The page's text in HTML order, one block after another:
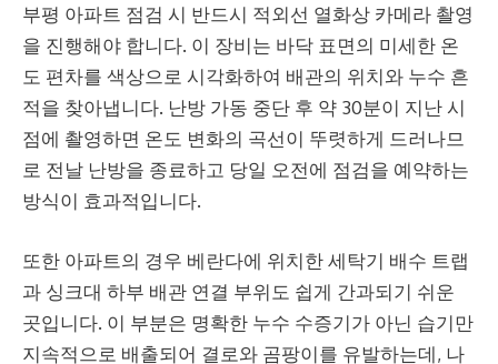
부평 아파트 점검 시 반드시 적외선 열화상 카메라 촬영
을 진행해야 합니다. 이 장비는 바닥 표면의 미세한 온
도 편차를 색상으로 시각화하여 배관의 위치와 누수 흔
적을 찾아냅니다. 난방 가동 중단 후 약 30분이 지난 시
점에 촬영하면 온도 변화의 곡선이 뚜렷하게 드러나므
로 전날 난방을 종료하고 당일 오전에 점검을 예약하는
방식이 효과적입니다.
또한 아파트의 경우 베란다에 위치한 세탁기 배수 트랩
과 싱크대 하부 배관 연결 부위도 쉽게 간과되기 쉬운
곳입니다. 이 부분은 명확한 누수 수증기가 아닌 습기만
지속적으로 배출되어 결로와 곰팡이를 유발하는데, 나